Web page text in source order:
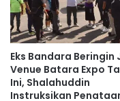
Eks Bandara Beringin
Venue Batara Expo
Ini, Shalahuddin
Instruksikan